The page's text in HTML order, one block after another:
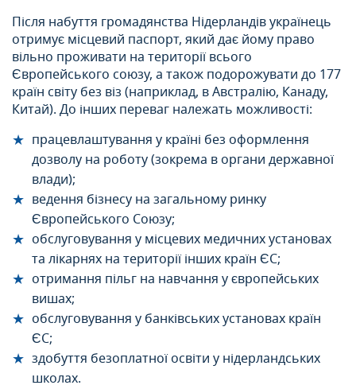
Після набуття громадянства Нідерландів українець
отримує місцевий паспорт, який дає йому право
вільно проживати на території всього
Європейського союзу, а також подорожувати до 177
країн світу без віз (наприклад, в Австралію, Канаду,
Китай). До інших переваг належать можливості:
працевлаштування у країні без оформлення
дозволу на роботу (зокрема в органи державної
влади);
ведення бізнесу на загальному ринку
Європейського Союзу;
обслуговування у місцевих медичних установах
та лікарнях на території інших країн ЄС;
отримання пільг на навчання у європейських
вишах;
обслуговування у банківських установах країн
ЄС;
здобуття безоплатної освіти у нідерландських
школах.